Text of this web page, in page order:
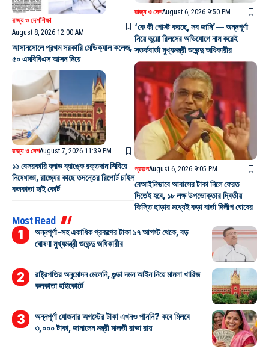
রাজ্য ও দেশশিক্ষা
August 8, 2026 12:00 AM
আসানসোলে প্রথম সরকারি মেডিক্যাল কলেজ,
৫০ এমবিবিএস আসন নিয়ে
রাজ্য ও দেশAugust 7, 2026 11:39 PM
১১ বেসরকারি ব্লাড ব্যাঙ্কে রক্তদান শিবিরে
নিষেধাজ্ঞা, রাজ্যের কাছে তদন্তের রিপোর্ট চাইল
কলকাতা হাই কোর্ট
রাজ্য ও দেশAugust 6, 2026 9:50 PM
‘কে কী পোস্ট করছে, সব জানি’— অন্নপূর্ণা
নিয়ে ভুয়ো রিলসের অভিযোগে নাম করেই
সতর্কবার্তা মুখ্যমন্ত্রী শুভেন্দু অধিকারীর
প্রকল্পAugust 6, 2026 9:05 PM
বেআইনিভাবে আবাসের টাকা নিলে ফেরত
দিতেই হবে, ১৮ লক্ষ উপভোক্তার দ্বিতীয়
কিস্তি ছাড়ার মধ্যেই কড়া বার্তা দিলীপ ঘোষের
Most Read
অন্নপূর্ণা-সহ একাধিক প্রকল্পের টাকা ১৭ আগস্ট থেকে, বড়
ঘোষণা মুখ্যমন্ত্রী শুভেন্দু অধিকারীর
রাষ্ট্রপতির অনুমোদন মেলেনি, গুন্ডা দমন আইন নিয়ে মামলা খারিজ
কলকাতা হাইকোর্টে
অন্নপূর্ণা যোজনার অগস্টের টাকা এখনও পাননি? কবে মিলবে
৩,০০০ টাকা, জানালেন মন্ত্রী মালতী রাভা রায়